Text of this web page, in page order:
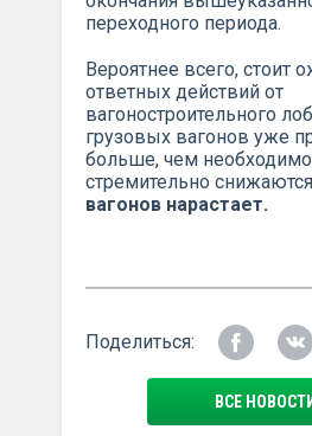
переходного периода.
Вероятнее всего, стоит
ответных действий от
вагоностроительного
грузовых вагонов уже
больше, чем
стремительно
вагонов нарастает.
Поделиться:
ВСЕ НОВОСТИ